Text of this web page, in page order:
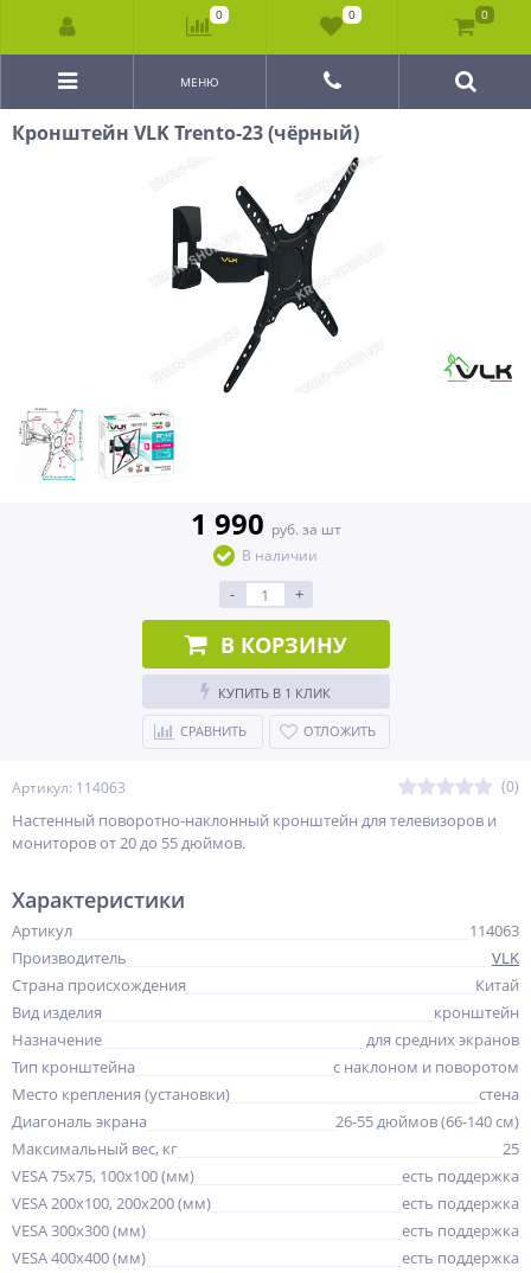
МЕНЮ
Кронштейн VLK Trento-23 (чёрный)
Артикул: 114063 (0)
Настенный поворотно-наклонный кронштейн для телевизоров и
мониторов от 20 до 55 дюймов.
1 990 руб. за шт
В наличии
- +
В КОРЗИНУ
КУПИТЬ В 1 КЛИК
СРАВНИТЬ ОТЛОЖИТЬ
Характеристики
Артикул
114063
Производитель
VLK
Страна происхождения
Китай
Вид изделия
кронштейн
Назначение
для средних экранов
Тип кронштейна
с наклоном и поворотом
Место крепления (установки)
стена
Диагональ экрана
26-55 дюймов (66-140 см)
Максимальный вес, кг
25
VESA 75x75, 100x100 (мм)
есть поддержка
VESA 200x100, 200x200 (мм)
есть поддержка
VESA 300x300 (мм)
есть поддержка
VESA 400x400 (мм)
есть поддержка
0 0 0